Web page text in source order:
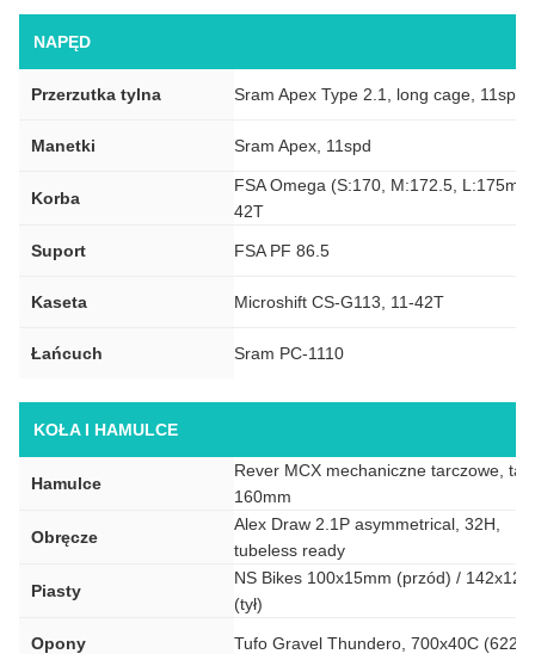
NAPĘD
Przerzutka tylna Sram Apex Type 2.1, long cage, 11spd
Manetki Sram Apex, 11spd
Korba
FSA Omega (S:170, M:172.5,
42T
Suport FSA PF 86.5
Kaseta Microshift CS-G113, 11-42T
Łańcuch Sram PC-1110
KOŁA I HAMULCE
Hamulce
Rever MCX mechaniczne tarczowe,
160mm
Obręcze
Alex Draw 2.1P asymmetrical, 32H,
tubeless ready
Piasty
NS Bikes 100x15mm (przód) /
(tył)
Opony Tufo Gravel Thundero, 700x40C (622-